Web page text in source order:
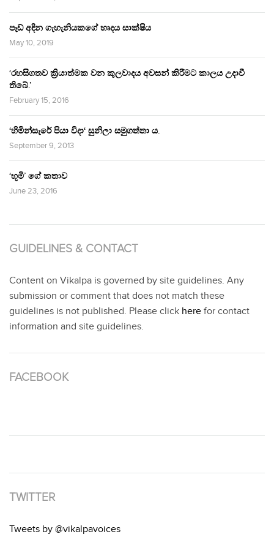
පෑඩ් අඳින ගැහැනියකගේ හෘදය සාක්ෂිය
May 10, 2019
‘රහසිගතව ක්‍රියාත්මක වන කුලවාදය අවසන් කිරීමට කාලය උදාවී
තිබේ.’
February 15, 2016
‘හිමින්සැරේ පියා විදා‘ සුනිලා සමුගත්තා ය.
September 9, 2013
‘භූමි’ ගේ කතාව
June 23, 2016
GUIDELINES & CONTACT
Content on Vikalpa is governed by site guidelines. Any
submission or comment that does not match these
guidelines is not published. Please click here for contact
information and site guidelines.
FACEBOOK
TWITTER
Tweets by @vikalpavoices